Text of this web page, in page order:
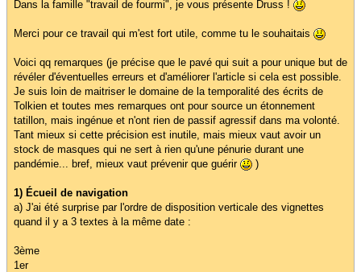
Dans la famille "travail de fourmi", je vous présente Druss !
Merci pour ce travail qui m'est fort utile, comme tu le souhaitais
Voici qq remarques (je précise que le pavé qui suit a pour unique but de
révéler d'éventuelles erreurs et d'améliorer l'article si cela est possible.
Je suis loin de maitriser le domaine de la temporalité des écrits de
Tolkien et toutes mes remarques ont pour source un étonnement
tatillon, mais ingénue et n'ont rien de passif agressif dans ma volonté.
Tant mieux si cette précision est inutile, mais mieux vaut avoir un
stock de masques qui ne sert à rien qu'une pénurie durant une
pandémie... bref, mieux vaut prévenir que guérir
)
1) Écueil de navigation
a) J'ai été surprise par l'ordre de disposition verticale des vignettes
quand il y a 3 textes à la même date :
3ème
1er